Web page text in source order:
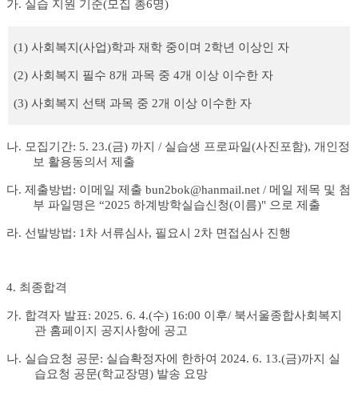
가. 실습 지원 기준(모집 총6명)
(1) 사회복지 (사업)학과 재학 중이며 2학년 이상인 자
(2) 사회복지 필수 8개 과목 중 4개 이상 이수한 자
(3) 사회복지 선택 과목 중 2개 이상 이수한 자
나. 모집기간: 5. 23.(금) 까지 / 실습생 프로파일(사진포함), 개인정
보 활용동의서 제출
다. 제출방법: 이메일 제출 bun2bok@hanmail.net / 메일 제목 및 첨
부 파일명은 “2025 하계방학실습신청(이름)" 으로 제출
라. 선발방법: 1 차 서류심사, 필요시 2차 면접심사 진행
4. 최종합격
가. 합격자 발표: 2025. 6. 4.(수) 16:00 이후/ 북서울종합사회복지
관 홈페이지 공지사항에 공고
나. 실습요청 공문: 실습확정자에 한하여 2024. 6. 13.(금)까지 실
습요청 공문(학교장명) 발송 요망